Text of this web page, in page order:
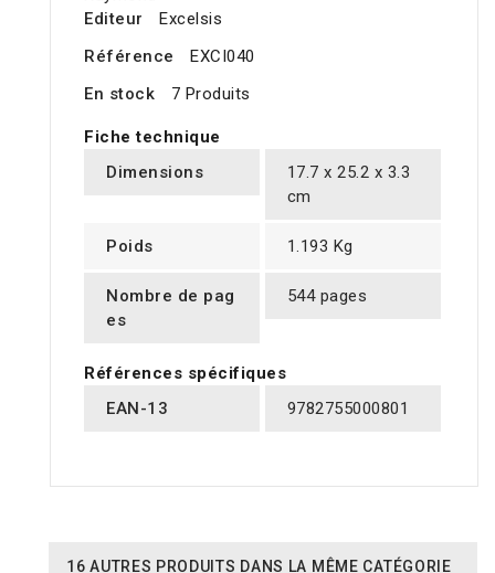
Editeur
Excelsis
Référence
EXCI040
En stock
7 Produits
Fiche technique
Dimensions
17.7 x 25.2 x 3.3
cm
Poids 1.193 Kg
Nombre de pag
es
544 pages
Références spécifiques
EAN-13
9782755000801
16 AUTRES PRODUITS DANS LA MÊME CATÉGORIE